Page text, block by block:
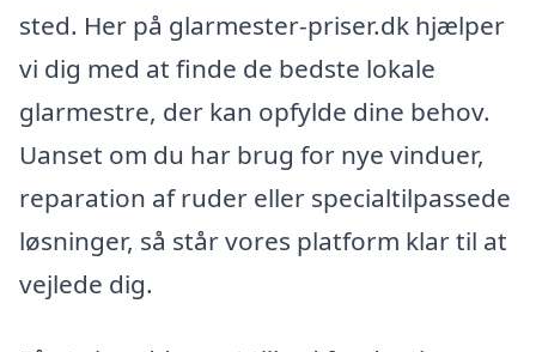
sted. Her på glarmester-priser.dk hjælper
vi dig med at finde de bedste lokale
glarmestre, der kan opfylde dine behov.
Uanset om du har brug for nye vinduer,
reparation af ruder eller specialtilpassede
løsninger, så står vores platform klar til at
vejlede dig.